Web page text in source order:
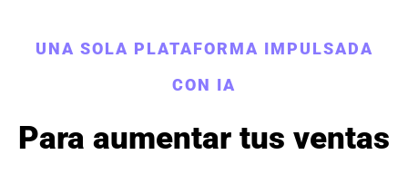
UNA SOLA PLATAFORMA IMPULSADA
CON IA
Para aumentar tus ventas